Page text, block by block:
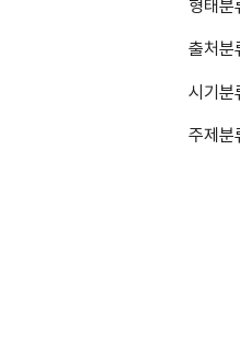
형태분
출처분
시기분
주제분